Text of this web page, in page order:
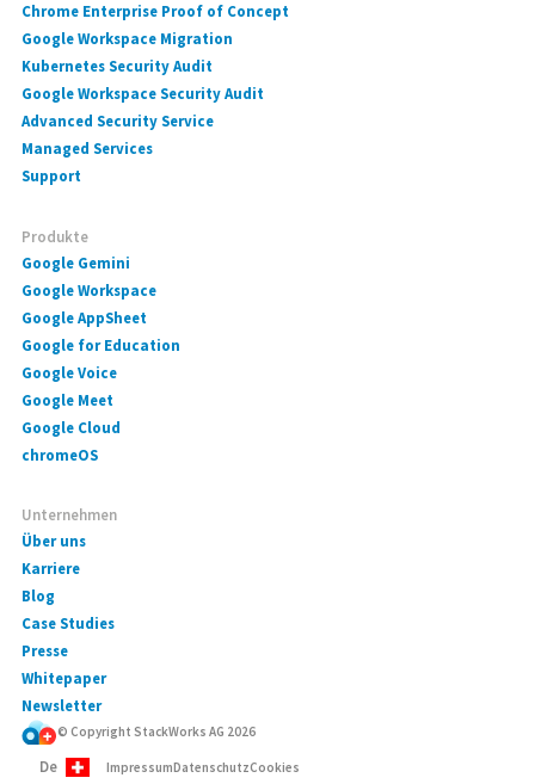
Chrome Enterprise Proof of Concept
Google Workspace Migration
Kubernetes Security Audit
Google Workspace Security Audit
Advanced Security Service
Managed Services
Support
Produkte
Google Gemini
Google Workspace
Google AppSheet
Google for Education
Google Voice
Google Meet
Google Cloud
chromeOS
Unternehmen
Über uns
Karriere
Blog
Case Studies
Presse
Whitepaper
Newsletter
© Copyright StackWorks AG 2026
De ImpressumDatenschutzCookies